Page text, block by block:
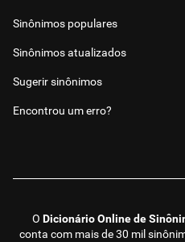
O Dicionário Online de
conta com mais de 30 mil
Sinônimos populares
Sinônimos atualizados
Sugerir sinônimos
Encontrou um erro?